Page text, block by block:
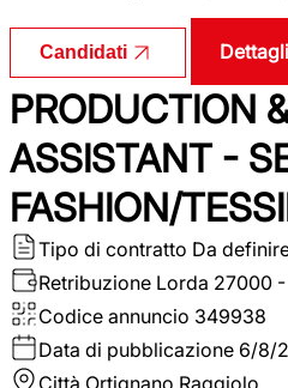
Candidati
PRODUCTION
ASSISTANT -
FASHION/
Tipo di contratto Da
Retribuzione Lorda 27000
Codice annuncio 349938
Data di pubblicazione 6/8/
Città Ortignano Raggiolo